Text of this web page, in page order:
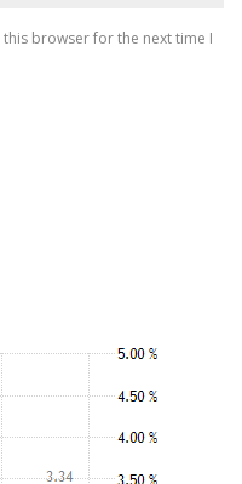
this browser for the next time I